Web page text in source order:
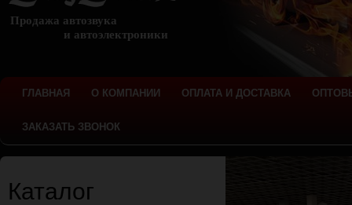
Продажа автозвука
и автоэлектроники
ГЛАВНАЯ О КОМПАНИИ ОПЛАТА И ДОСТАВКА
ЗАКАЗАТЬ ЗВОНОК
Каталог